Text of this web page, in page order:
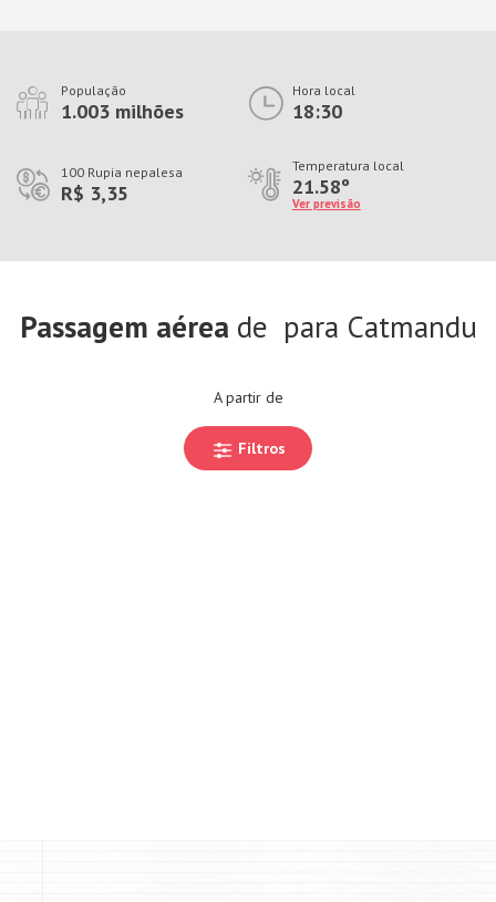
População
1.003 milhões
Hora local
18:30
100 Rupia nepalesa
R$ 3,35
Temperatura local
21.58º
Ver previsão
Passagem aérea de para Catmandu
A partir de
Filtros